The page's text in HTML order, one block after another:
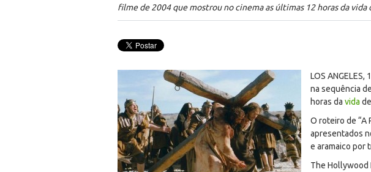
filme de 2004 que mostrou no cinema as últimas 12 horas da vida
LOS ANGELES,
na sequência
horas da vida
O roteiro de “A
apresentados
e aramaico por
The Hollywood